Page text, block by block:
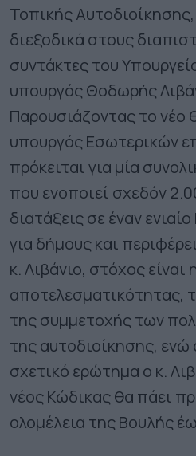
Τοπικής
διεξοδικά στους
συντάκτες του
υπουργός Θοδωρής
Παρουσιάζοντας το νέο
υπουργός Εσωτερικών
πρόκειται για μία
που ενοποιεί σχεδόν
διατάξεις σε έναν
για δήμους και
κ. Λιβάνιο, στόχος είναι
αποτελεσματικότητας,
της συμμετοχής των
της αυτοδιοίκησης,
σχετικό ερώτημα ο κ.
νέος Κώδικας θα πάει
ολομέλεια της Βουλής